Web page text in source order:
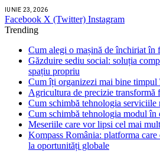
IUNIE 23, 2026
Facebook X (Twitter) Instagram
Trending
Cum alegi o mașină de închiriat în
Găzduire sediu social: soluția
spațiu propriu
Cum îți organizezi mai bine timpul
Agricultura de precizie transformă
Cum schimbă tehnologia serviciile
Cum schimbă tehnologia modul în
Meseriile care vor lipsi cel mai
Kompass România: platforma care
la oportunități globale